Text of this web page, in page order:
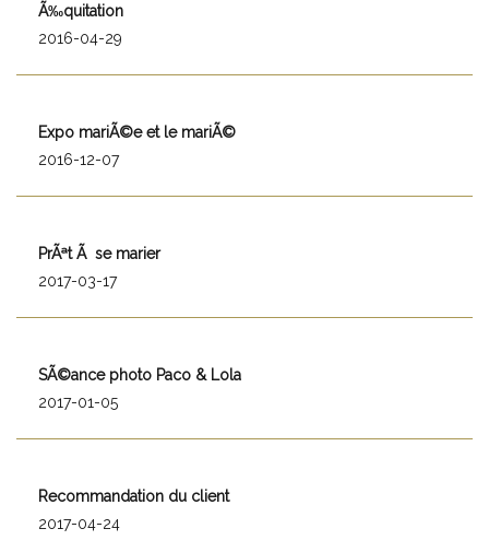
Ã‰quitation
2016-04-29
Expo mariÃ©e et le mariÃ©
2016-12-07
PrÃªt Ã se marier
2017-03-17
SÃ©ance photo Paco & Lola
2017-01-05
Recommandation du client
2017-04-24